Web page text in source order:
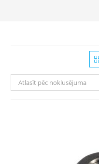
Atlasīt pēc noklusējuma